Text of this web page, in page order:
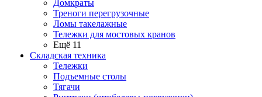
Домкраты
Треноги перегрузочные
Ломы такелажные
Тележки для мостовых кранов
Ещё 11
Складская техника
Тележки
Подъемные столы
Тягачи